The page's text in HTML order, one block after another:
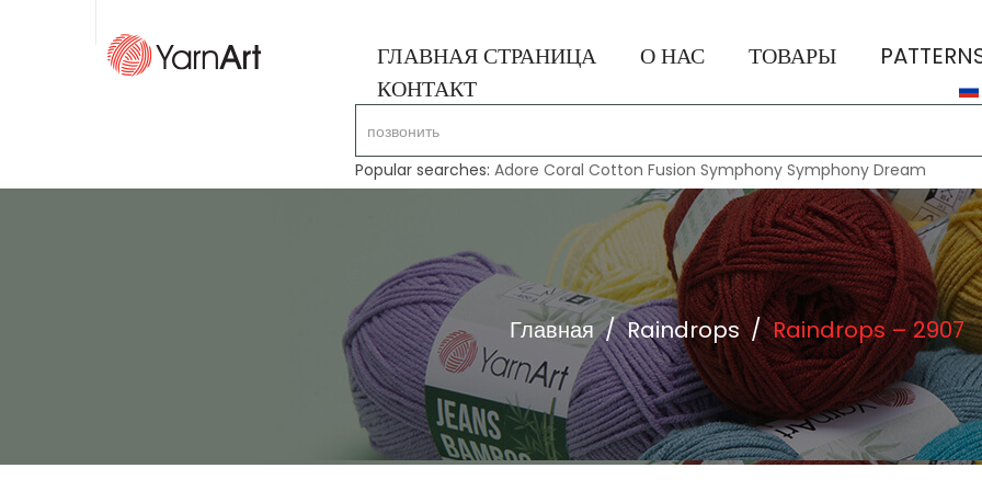
ГЛАВНАЯ СТРАНИЦА О НАС ТОВАРЫ
КОНТАКТ
Popular searches:Adore Coral Cotton Fusion Symphony Symphony Dream
Главная / Raindrops / Raindrops – 2907